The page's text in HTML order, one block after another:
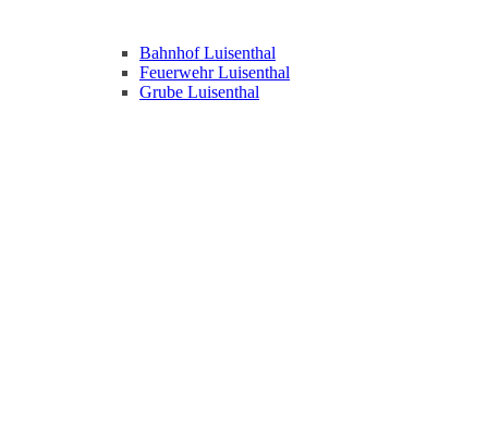
Bahnhof Luisenthal
Feuerwehr Luisenthal
Grube Luisenthal